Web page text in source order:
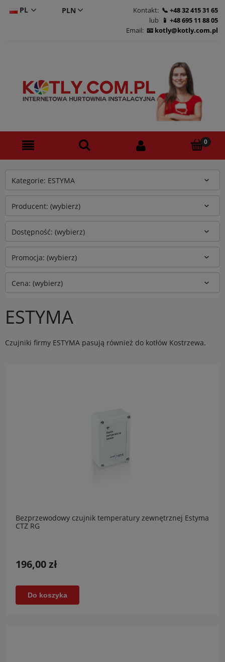
PL Kontakt:
+48 32 415 31 65
lub
+48 695 11 88 05
Email:
kotly@kotly.com.pl
Kategorie: ESTYMA
Producent: (wybierz)
Dostępność: (wybierz)
Cena: (wybierz)
Promocja: (wybierz)
ESTYMA
Czujniki firmy ESTYMA pasują również do kotłów Kostrzewa.
Bezprzewodowy czujnik temperatury zewnętrznej Estyma
CTZ RG
196,00 zł
Do koszyka